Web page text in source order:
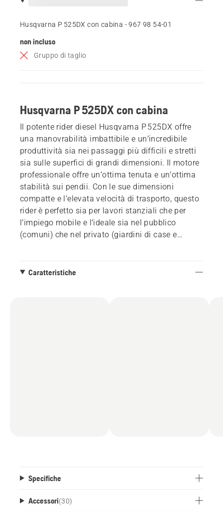
Husqvarna P 525DX con cabina - 967 98 54‑01
non incluso
Gruppo di taglio
Husqvarna P 525DX con cabina
Il potente rider diesel Husqvarna P 525DX offre
una manovrabilità imbattibile e un’incredibile
produttività sia nei passaggi più difficili e stretti
sia sulle superfici di grandi dimensioni. Il motore
professionale offre un’ottima tenuta e un’ottima
stabilità sui pendii. Con le sue dimensioni
compatte e l’elevata velocità di trasporto, questo
rider è perfetto sia per lavori stanziali che per
l’impiego mobile e l’ideale sia nel pubblico
(comuni) che nel privato (giardini di case e
di lavoro. Questo si traduce in risultati di taglio
Caratteristiche
Specifiche
Accessori(30)